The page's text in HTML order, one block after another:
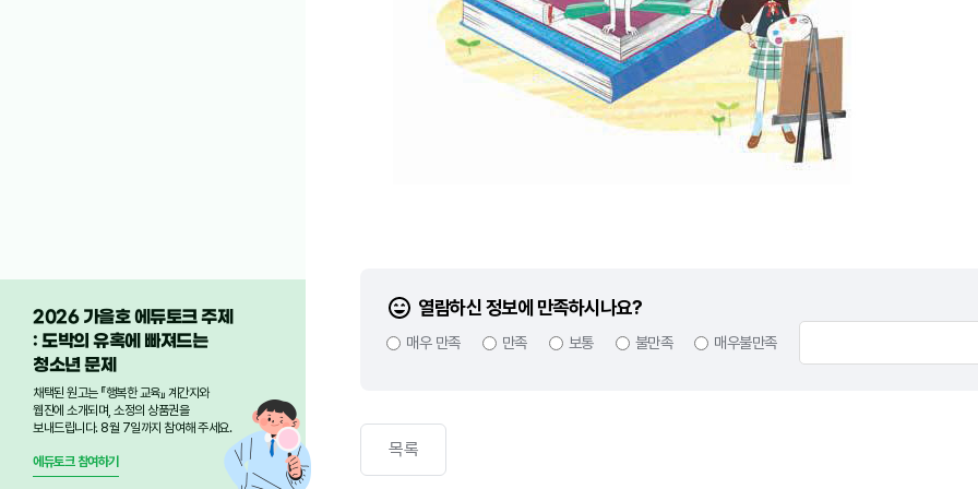
2026 가을호 에듀토크 주제
: 도박의 유혹에 빠져드는
청소년 문제
채택된 원고는 『행복한 교육』 계간지와
웹진에 소개되며, 소정의 상품권을
보내드립니다. 8월 7일까지 참여해 주세요.
에듀토크 참여하기
열람하신 정보에 만족하시나요?
매우 만족 만족 보통 불만족 매우불만족
목록